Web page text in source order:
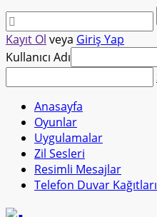
Kayıt Ol veya Giriş Yap
Kullanıcı Adı
Anasayfa
Oyunlar
Uygulamalar
Zil Sesleri
Resimli Mesajlar
Telefon Duvar Kağıtları